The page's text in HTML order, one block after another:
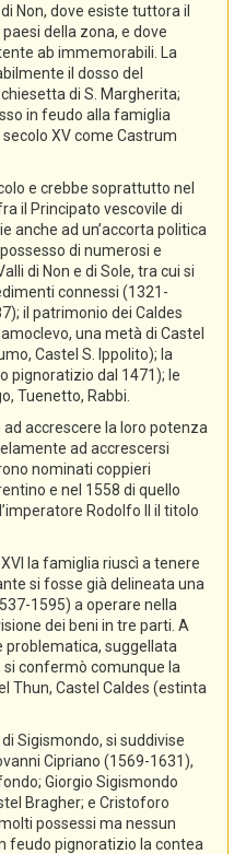
Non, dove esiste tuttora il
della zona, e dove
ab immemorabili. La
il dosso del
di S. Margherita;
in feudo alla famiglia
XV come Castrum
e crebbe soprattutto nel
il Principato vescovile di
anche ad un’accorta politica
di numerosi e
di Non e di Sole, tra cui si
connessi (1321-
il patrimonio dei Caldes
una metà di Castel
Castel S. Ippolito); la
pignoratizio dal 1471); le
Tuenetto, Rabbi.
ad accrescere la loro potenza
ad accrescersi
nominati coppieri
e nel 1558 di quello
Rodolfo II il titolo
la famiglia riuscì a tenere
si fosse già delineata una
1595) a operare nella
dei beni in tre parti. A
problematica, suggellata
confermò comunque la
Thun, Castel Caldes (estinta
Sigismondo, si suddivise
Cipriano (1569-1631),
Giorgio Sigismondo
Bragher; e Cristoforo
possessi ma nessun
feudo pignoratizio la contea